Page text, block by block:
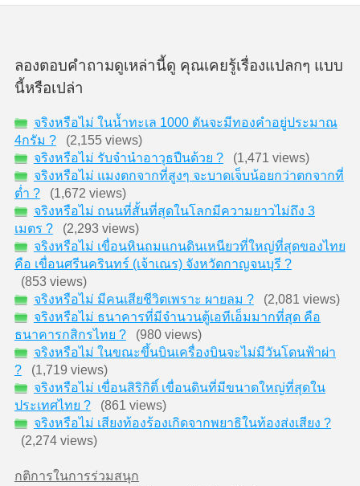
ลองตอบคำถามดูเหล่านี้ดู คุณเคยรู้เรื่องแปลกๆ แบบ
นี้หรือเปล่า
จริงหรือไม่ ในน้ำทะเล 1000 ตันจะมีทองคำอยู่ประมาณ
4กรัม ?(2,155 views)
จริงหรือไม่ รับจำนำอาวุธปืนด้วย ?(1,471 views)
จริงหรือไม่ แมงตกจากที่สูงๆ จะบาดเจ็บน้อยกว่าตกจากที่
ต่ำ ?(1,672 views)
จริงหรือไม่ ถนนที่สั้นที่สุดในโลกมีความยาวไม่ถึง 3
เมตร ?(2,293 views)
จริงหรือไม่ เขื่อนหินถมแกนดินเหนียวที่ใหญ่ที่สุดของไทย
คือ เขื่อนศรีนครินทร์ (เจ้าเณร) จังหวัดกาญจนบุรี ?
(853 views)
จริงหรือไม่ มีคนเสียชีวิตเพราะ ผายลม ?(2,081 views)
จริงหรือไม่ ธนาคารที่มีจำนวนตู้เอทีเอ็มมากที่สุด คือ
ธนาคารกสิกรไทย ?(980 views)
จริงหรือไม่ ในขณะขึ้นบินเครื่องบินจะไม่มีวันโดนฟ้าผ่า
?(1,719 views)
จริงหรือไม่ เขื่อนสิริกิติ์ เขื่อนดินที่มีขนาดใหญ่ที่สุดใน
ประเทศไทย ?(861 views)
จริงหรือไม่ เสียงท้องร้องเกิดจากพยาธิในท้องส่งเสียง ?
(2,274 views)
กติการในการร่วมสนุก